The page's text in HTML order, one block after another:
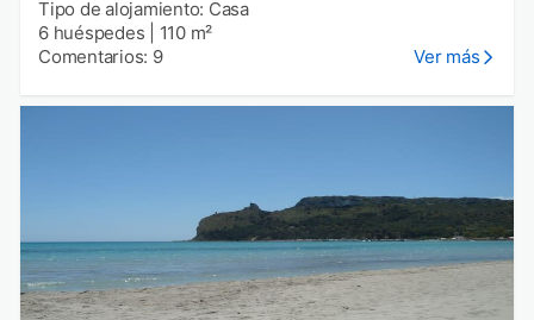
Tipo de alojamiento: Casa
6 huéspedes
110 m²
Comentarios: 9
Ver más